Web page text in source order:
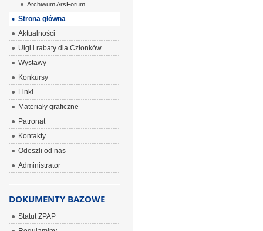
Archiwum ArsForum
Strona główna
Aktualności
Ulgi i rabaty dla Członków
Wystawy
Konkursy
Linki
Materiały graficzne
Patronat
Kontakty
Odeszli od nas
Administrator
DOKUMENTY BAZOWE
Statut ZPAP